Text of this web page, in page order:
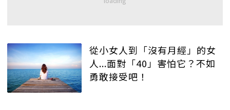
從小女人到「沒有月經」的女
人...面對「40」害怕它？不如
勇敢接受吧！